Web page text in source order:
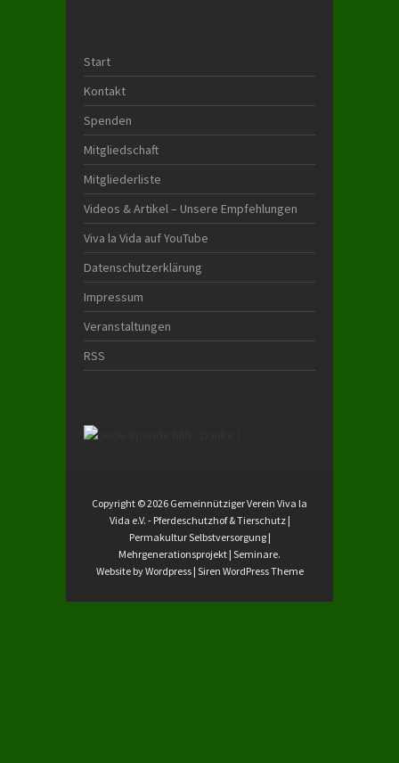
Start
Kontakt
Spenden
Mitgliedschaft
Mitgliederliste
Videos & Artikel – Unsere Empfehlungen
Viva la Vida auf YouTube
Datenschutzerklärung
Impressum
Veranstaltungen
RSS
Copyright © 2026 Gemeinnütziger Verein Viva la
Vida e.V. - Pferdeschutzhof & Tierschutz |
Permakultur Selbstversorgung |
Mehrgenerationsprojekt | Seminare.
Website by Wordpress | Siren WordPress Theme